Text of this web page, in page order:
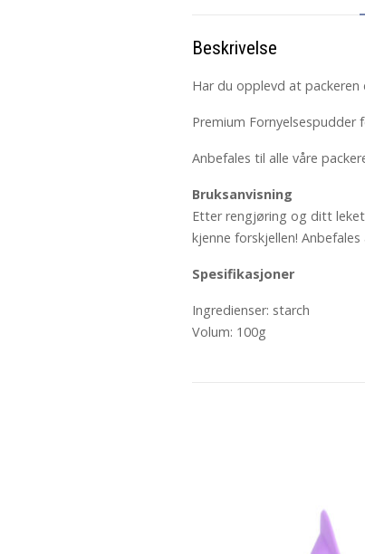
Beskrivelse
Har du opplevd at
Premium
Anbefales til alle våre
Bruksanvisning
Etter rengjøring og ditt
kjenne forskjellen!
Spesifikasjoner
Ingredienser: starch
Volum: 100g